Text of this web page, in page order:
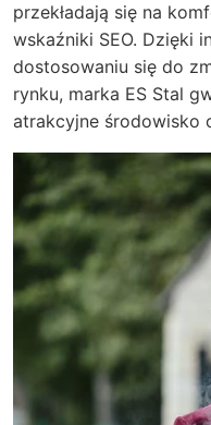
przekładają się na
wskaźniki SEO. Dzięki
dostosowaniu się do
rynku, marka ES Stal
atrakcyjne środowisko